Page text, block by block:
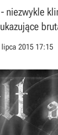
niezwykle
lipca 2015 17:15